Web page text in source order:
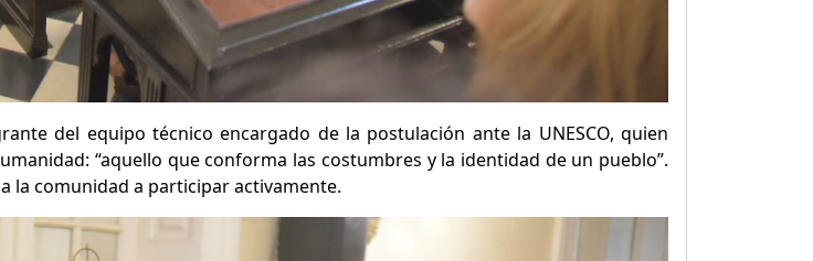
del equipo técnico encargado de la postulación ante la UNESCO, quien
“aquello que conforma las costumbres y la identidad de un pueblo”.
la comunidad a participar activamente.